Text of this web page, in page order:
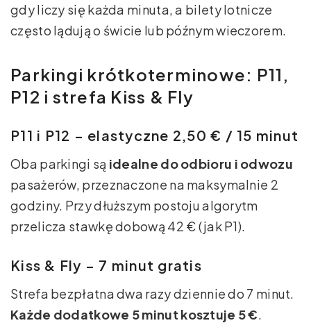
gdy liczy się każda minuta, a bilety lotnicze
często lądują o świcie lub późnym wieczorem.
Parkingi krótkoterminowe: P11,
P12 i strefa Kiss & Fly
P11 i P12 – elastyczne 2,50 € / 15 minut
Oba parkingi są idealne do odbioru i odwozu
pasażerów, przeznaczone na maksymalnie 2
godziny. Przy dłuższym postoju algorytm
przelicza stawkę dobową 42 € (jak P1).
Kiss & Fly – 7 minut gratis
Strefa bezpłatna dwa razy dziennie do 7 minut.
Każde dodatkowe 5 minut kosztuje 5 €.